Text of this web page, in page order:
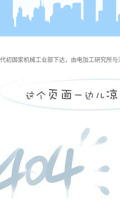
初国家机械工业部下达，由电加工研究所